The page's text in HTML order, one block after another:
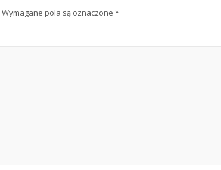
Wymagane pola są oznaczone *